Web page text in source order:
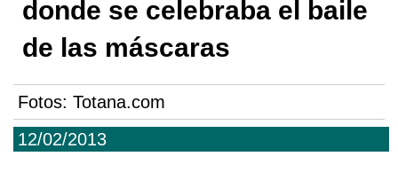
12/02/2013
donde se celebraba el baile
de las máscaras
Fotos: Totana.com